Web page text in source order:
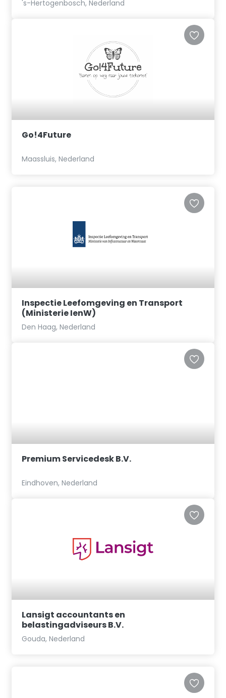
's-Hertogenbosch, Nederland
Go!4Future
Maassluis, Nederland
Inspectie Leefomgeving en Transport
(Ministerie IenW)
Den Haag, Nederland
Premium Servicedesk B.V.
Eindhoven, Nederland
Lansigt accountants en
belastingadviseurs B.V.
Gouda, Nederland